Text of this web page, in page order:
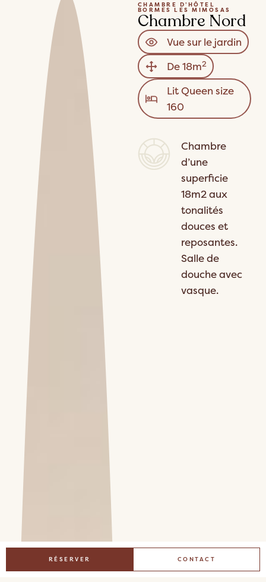
RÉSERVER CONTACT
CHAMBRE D’HÔTEL
BORMES LES MIMOSAS
Chambre Nord
Vue sur le jardin
De 18m2
Lit Queen size
160
Chambre
d’une
superficie
18m2 aux
tonalités
douces et
reposantes.
Salle de
douche avec
vasque.